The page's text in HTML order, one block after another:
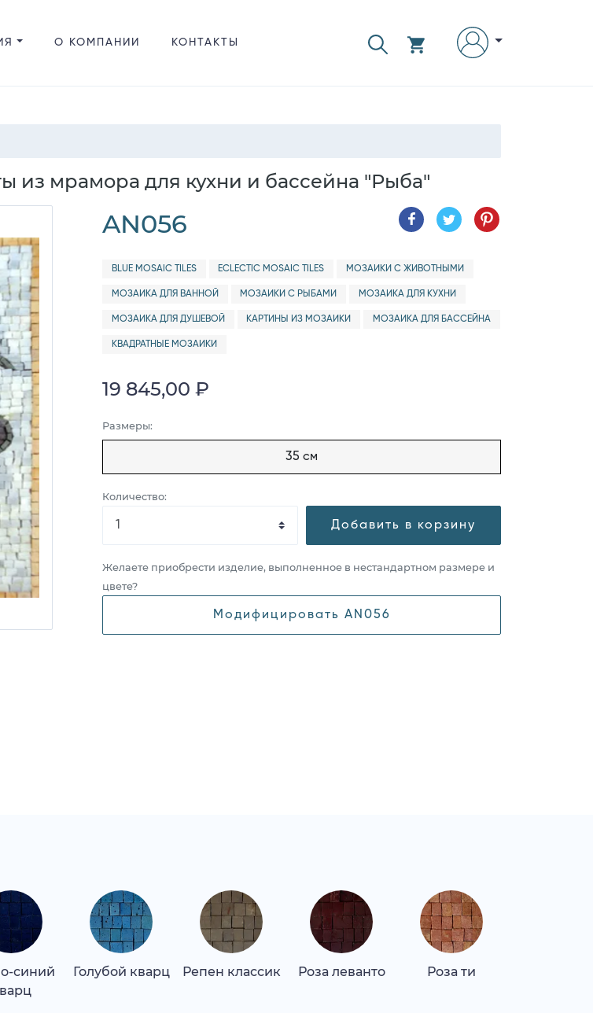
О КОМПАНИИ КОНТАКТЫ
из мрамора для кухни и бассейна "Рыба"
AN056
BLUE MOSAIC TILES ECLECTIC MOSAIC TILES МОЗАИКИ С ЖИВОТНЫМИ
МОЗАИКА ДЛЯ ВАННОЙ МОЗАИКИ С РЫБАМИ МОЗАИКА ДЛЯ КУХНИ
МОЗАИКА ДЛЯ ДУШЕВОЙ КАРТИНЫ ИЗ МОЗАИКИ МОЗАИКА ДЛЯ БАССЕЙНА
КВАДРАТНЫЕ МОЗАИКИ
19 845,00 ₽
Размеры:
35 см
Количество:
Добавить в корзину
Желаете приобрести изделие, выполненное в нестандартном размере и
цвете?
Модифицировать AN056
синий
Голубой кварц Репен классик Роза леванто Роза ти